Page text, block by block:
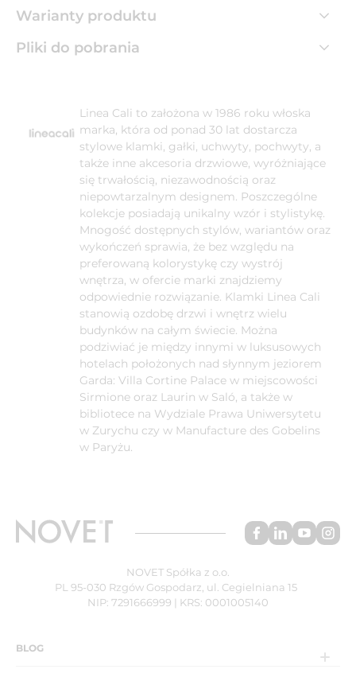
Warianty produktu
Pliki do pobrania
Linea Cali to założona w 1986 roku włoska
marka, która od ponad 30 lat dostarcza
stylowe klamki, gałki, uchwyty, pochwyty, a
także inne akcesoria drzwiowe, wyróżniające
się trwałością, niezawodnością oraz
niepowtarzalnym designem. Poszczególne
kolekcje posiadają unikalny wzór i stylistykę.
Mnogość dostępnych stylów, wariantów oraz
wykończeń sprawia, że bez względu na
preferowaną kolorystykę czy wystrój
wnętrza, w ofercie marki znajdziemy
odpowiednie rozwiązanie. Klamki Linea Cali
stanowią ozdobę drzwi i wnętrz wielu
budynków na całym świecie. Można
podziwiać je między innymi w luksusowych
hotelach położonych nad słynnym jeziorem
Garda: Villa Cortine Palace w miejscowości
Sirmione oraz Laurin w Saló, a także w
bibliotece na Wydziale Prawa Uniwersytetu
w Zurychu czy w Manufacture des Gobelins
w Paryżu.
NOVET Spółka z o.o.
PL 95-030 Rzgów Gospodarz, ul. Cegielniana 15
NIP: 7291666999 | KRS: 0001005140
BLOG